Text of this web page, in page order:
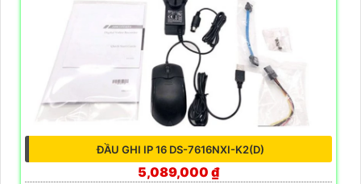
ĐẦU GHI IP 16 DS-7616NXI-K2(D)
5,089,000 ₫